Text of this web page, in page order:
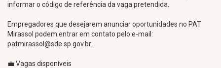
informar o código de referência da vaga pretendida.
Empregadores que desejarem anunciar oportunidades no PAT
Mirassol podem entrar em contato pelo e-mail:
patmirassol@sde.sp.gov.br.
💼 Vagas disponíveis